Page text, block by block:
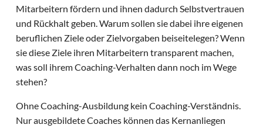
Mitarbeitern fördern und ihnen dadurch Selbstvertrauen
und Rückhalt geben. Warum sollen sie dabei ihre eigenen
beruflichen Ziele oder Zielvorgaben beiseitelegen? Wenn
sie diese Ziele ihren Mitarbeitern transparent machen,
was soll ihrem Coaching-Verhalten dann noch im Wege
stehen?
Ohne Coaching-Ausbildung kein Coaching-Verständnis.
Nur ausgebildete Coaches können das Kernanliegen